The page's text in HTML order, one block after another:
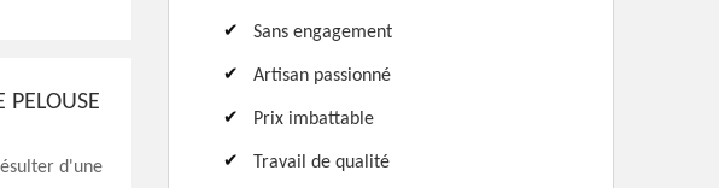
PELOUSE
d'une
Sans engagement
Artisan passionné
Prix imbattable
Travail de qualité